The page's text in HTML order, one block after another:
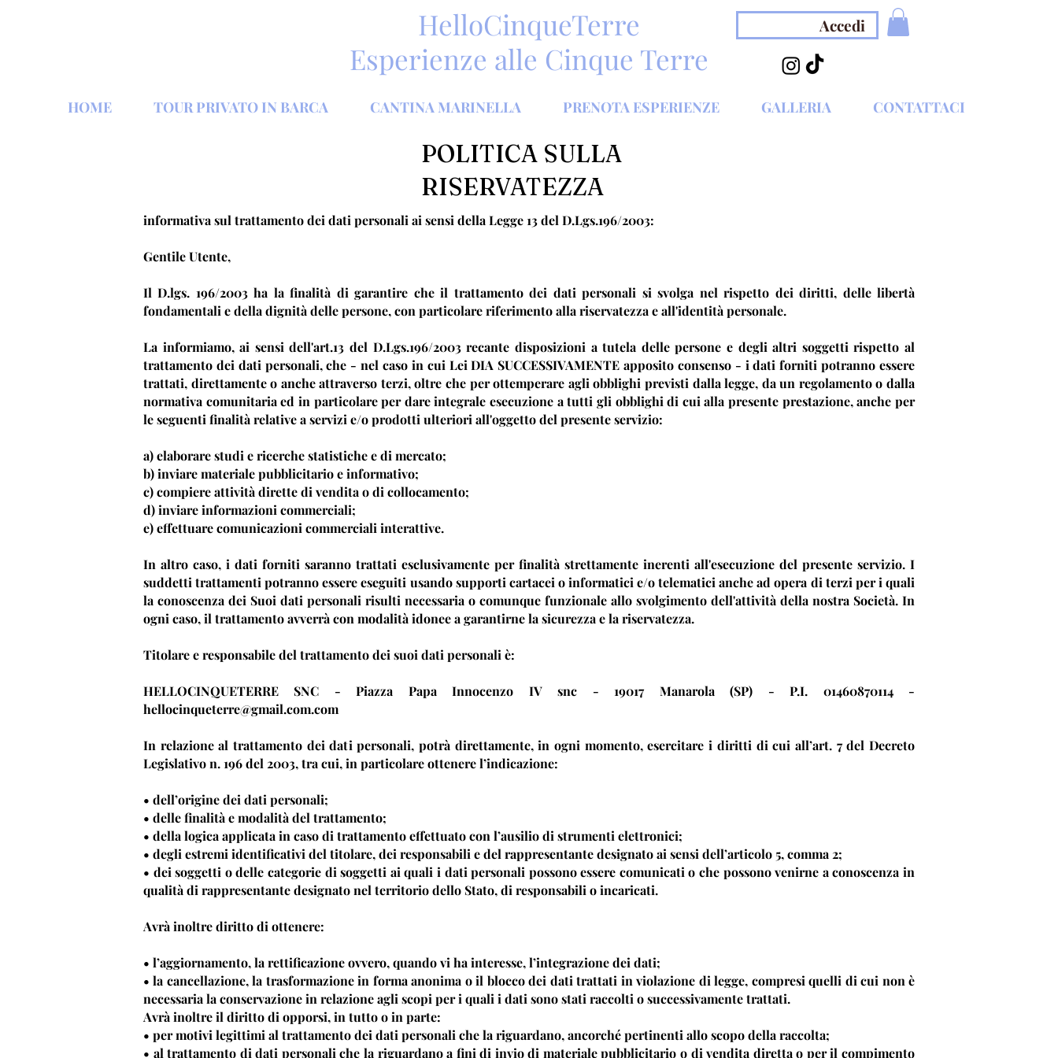
HelloCinqueTerre
Esperienze alle Cinque Terre
Accedi
HOME TOUR PRIVATO IN BARCA CANTINA MARINELLA PRENOTA ESPERIENZE GALLERIA CONTATTACI
POLITICA SULLA
RISERVATEZZA
informativa sul trattamento dei dati personali ai sensi della Legge 13 del D.Lgs.196/2003:
Gentile Utente,
Il D.lgs. 196/2003 ha la finalità di garantire che il trattamento dei dati personali si svolga nel rispetto dei diritti, delle libertà
fondamentali e della dignità delle persone, con particolare riferimento alla riservatezza e all'identità personale.
La informiamo, ai sensi dell'art.13 del D.Lgs.196/2003 recante disposizioni a tutela delle persone e degli altri soggetti rispetto al
trattamento dei dati personali, che - nel caso in cui Lei DIA SUCCESSIVAMENTE apposito consenso - i dati forniti potranno essere
trattati, direttamente o anche attraverso terzi, oltre che per ottemperare agli obblighi previsti dalla legge, da un regolamento o dalla
normativa comunitaria ed in particolare per dare integrale esecuzione a tutti gli obblighi di cui alla presente prestazione, anche per
le seguenti finalità relative a servizi e/o prodotti ulteriori all'oggetto del presente servizio:
a) elaborare studi e ricerche statistiche e di mercato;
b) inviare materiale pubblicitario e informativo;
c) compiere attività dirette di vendita o di collocamento;
d) inviare informazioni commerciali;
e) effettuare comunicazioni commerciali interattive.
In altro caso, i dati forniti saranno trattati esclusivamente per finalità strettamente inerenti all'esecuzione del presente servizio. I
suddetti trattamenti potranno essere eseguiti usando supporti cartacei o informatici e/o telematici anche ad opera di terzi per i quali
la conoscenza dei Suoi dati personali risulti necessaria o comunque funzionale allo svolgimento dell'attività della nostra Società. In
ogni caso, il trattamento avverrà con modalità idonee a garantirne la sicurezza e la riservatezza.
Titolare e responsabile del trattamento dei suoi dati personali è:
HELLOCINQUETERRE SNC - Piazza Papa Innocenzo IV snc - 19017 Manarola (SP) - P.I. 01460870114 -
hellocinqueterre@gmail.com.com
In relazione al trattamento dei dati personali, potrà direttamente, in ogni momento, esercitare i diritti di cui all’art. 7 del Decreto
Legislativo n. 196 del 2003, tra cui, in particolare ottenere l’indicazione:
• dell’origine dei dati personali;
• delle finalità e modalità del trattamento;
• della logica applicata in caso di trattamento effettuato con l’ausilio di strumenti elettronici;
• degli estremi identificativi del titolare, dei responsabili e del rappresentante designato ai sensi dell’articolo 5, comma 2;
• dei soggetti o delle categorie di soggetti ai quali i dati personali possono essere comunicati o che possono venirne a conoscenza in
qualità di rappresentante designato nel territorio dello Stato, di responsabili o incaricati.
Avrà inoltre diritto di ottenere:
• l’aggiornamento, la rettificazione ovvero, quando vi ha interesse, l’integrazione dei dati;
• la cancellazione, la trasformazione in forma anonima o il blocco dei dati trattati in violazione di legge, compresi quelli di cui non è
necessaria la conservazione in relazione agli scopi per i quali i dati sono stati raccolti o successivamente trattati.
Avrà inoltre il diritto di opporsi, in tutto o in parte:
• per motivi legittimi al trattamento dei dati personali che la riguardano, ancorché pertinenti allo scopo della raccolta;
• al trattamento di dati personali che la riguardano a fini di invio di materiale pubblicitario o di vendita diretta o per il compimento